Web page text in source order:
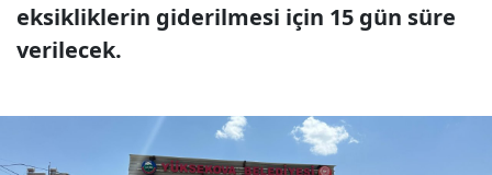
eksikliklerin giderilmesi için 15 gün süre
verilecek.